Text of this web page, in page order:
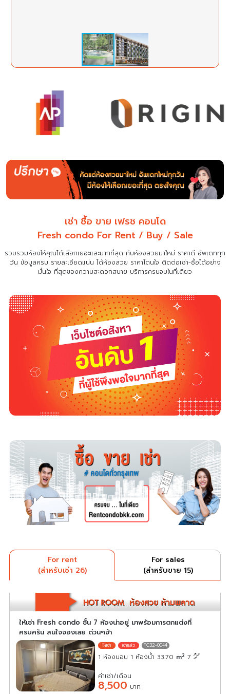
เช่า ซื้อ ขาย เฟรช คอนโด
Fresh condo For Rent / Buy / Sale
รวบรวมห้องให้คุณได้เลือกเยอะและมากที่สุด กับห้องสวยมาใหม่ ราคาดี อัพเดททุก
วัน ข้อมูลครบ รายละเอียดแน่นได้ห้องสวย ราคาโดนใจ ติดต่อเช่า-ซื้อได้อย่าง
มั่นใจ ที่สุดของความสะดวกสบาย บริการครบจบในที่เดียว
For rent
(สำหรับเช่า 26)
For sales
(สำหรับขาย 15)
ให้เช่า Fresh condo ชั้น 7 ห้องน่าอยู่ มาพร้อมการตกแต่งที่
ครบครัน สนใจจองเลย ด่วนๆจ้า
FC32-0044
1 ห้องนอน 1 ห้องน้ำ 33.70 m2 7
ค่าเช่า/เดือน
8,500 บาท